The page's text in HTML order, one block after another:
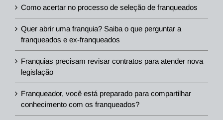
Como acertar no processo de seleção de franqueados
Quer abrir uma franquia? Saiba o que perguntar a
franqueados e ex-franqueados
Franquias precisam revisar contratos para atender nova
legislação
Franqueador, você está preparado para compartilhar
conhecimento com os franqueados?